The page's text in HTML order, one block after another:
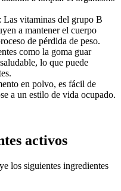
Las vitaminas del grupo B
a mantener el cuerpo
de pérdida de peso.
como la goma guar
lo que puede
en polvo, es fácil de
a un estilo de vida ocupado.
activos
los siguientes ingredientes